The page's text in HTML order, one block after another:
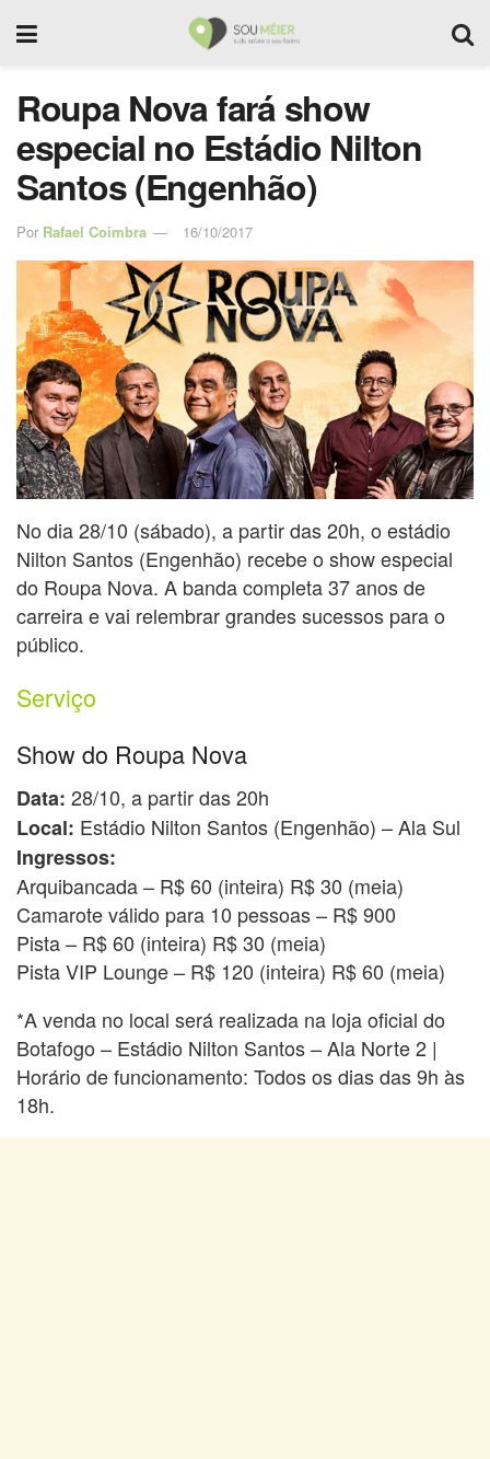
Roupa Nova fará show
especial no Estádio Nilton
Santos (Engenhão)
Por Rafael Coimbra 16/10/2017
No dia 28/10 (sábado), a partir das 20h, o estádio
Nilton Santos (Engenhão) recebe o show especial
do Roupa Nova. A banda completa 37 anos de
carreira e vai relembrar grandes sucessos para o
público.
Serviço
Show do Roupa Nova
Data: 28/10, a partir das 20h
Local: Estádio Nilton Santos (Engenhão) – Ala Sul
Ingressos:
Arquibancada – R$ 60 (inteira) R$ 30 (meia)
Camarote válido para 10 pessoas – R$ 900
Pista – R$ 60 (inteira) R$ 30 (meia)
Pista VIP Lounge – R$ 120 (inteira) R$ 60 (meia)
*A venda no local será realizada na loja oficial do
Botafogo – Estádio Nilton Santos – Ala Norte 2 |
Horário de funcionamento: Todos os dias das 9h às
18h.